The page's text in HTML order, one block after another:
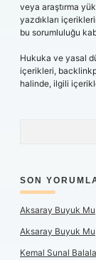
veya araştırma
yazdıkları
bu sorumluluğu
Hukuka ve yasal
içerikleri,
halinde, ilgili
SON
Aksaray Buyuk Mu
Aksaray Buyuk Mu
Kemal Sunal